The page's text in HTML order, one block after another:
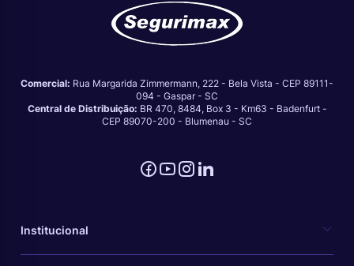
Comercial: Rua Margarida Zimmermann, 222 - Bela Vista - CEP 89111-
094 - Gaspar - SC
Central de Distribuição: BR 470, 8484, Box 3 - Km63 - Badenfurt -
CEP 89070-200 - Blumenau - SC
Institucional